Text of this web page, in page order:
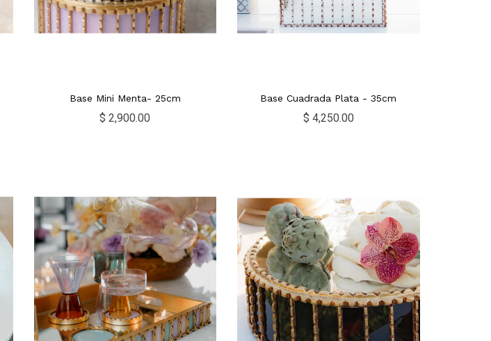
Base Mini Menta- 25cm
$ 2,900.00
Base Cuadrada Plata - 35cm
$ 4,250.00